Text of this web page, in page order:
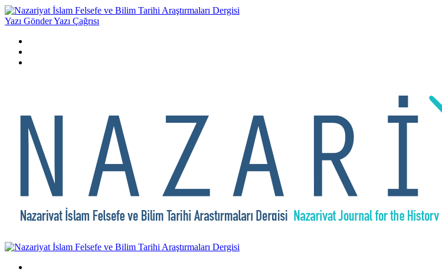
Yazı GönderYazı Çağrısı